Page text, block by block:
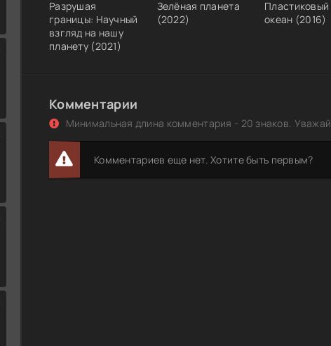
Разрушая
границы: Научный
взгляд на нашу
планету (2021)
Зелёная планета
(2022)
Пластиковый
океан (2016)
Комментарии
Минимальная длина комментария - 20 знаков.
Комментариев еще нет. Хотите быть первым?